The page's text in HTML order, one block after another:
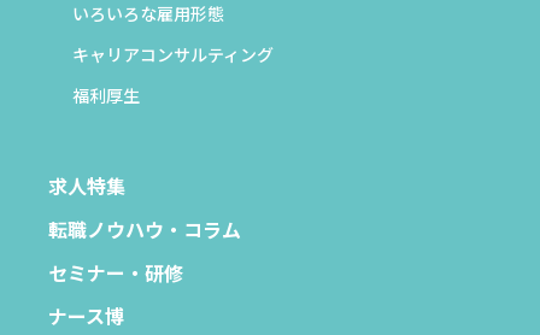
いろいろな雇用形態
キャリアコンサルティング
福利厚生
求人特集
転職ノウハウ・コラム
セミナー・研修
ナース博